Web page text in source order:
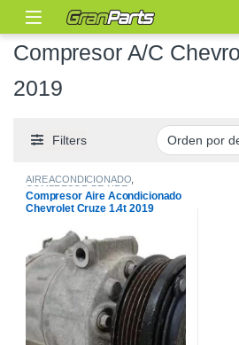
Compresor A/C
2019
Filters
AIRE ACONDICIONADO
COMPRESOR DE AIRE
Compresor Aire Acondicionado
Chevrolet Cruze 1.4t 2019